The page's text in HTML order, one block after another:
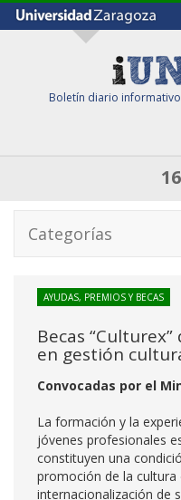
Boletín diario
Categorías
AYUDAS, PREMIOS Y BECAS
Becas
en gestión
Convocadas por el
La formación y la
jóvenes profesionales
constituyen una
promoción de la cultura
internacionalización de